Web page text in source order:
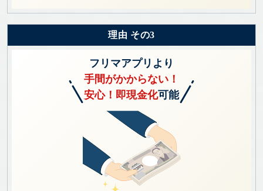
理由 その3
フリマアプリより
手間がかからない！
安心！即現金化可能